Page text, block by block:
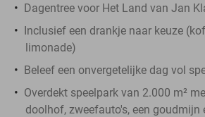
Dagentree voor Het Land van Jan
Inclusief een drankje naar keuze
limonade)
Beleef een onvergetelijke dag vol
Overdekt speelpark van 2.000 m²
doolhof, zweefauto's, een goudmijn